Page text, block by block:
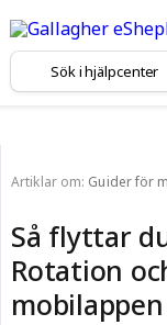
Artiklar om: Guider för
Så flyttar
Rotation
mobilappen